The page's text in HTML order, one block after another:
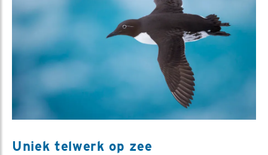
Uniek telwerk op zee